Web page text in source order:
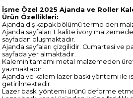
İsme Özel 2025 Ajanda ve Roller
Ürün Özellikleri:
Ajanda dış kapak bölümü termo deri
Ajanda sayfaları 1. kalite ivory
sayfadan oluşmaktadır.
Ajanda sayfaları çizgilidir. Cumartesi ve
sayfada yer almaktadır.
Kalemin tamamı metal malzemeden
yazmaktadır.
Ajanda ve kalem lazer baskı yöntemi ile
getirilmektedir.
Lazer baskı yöntemi ürünü deforme